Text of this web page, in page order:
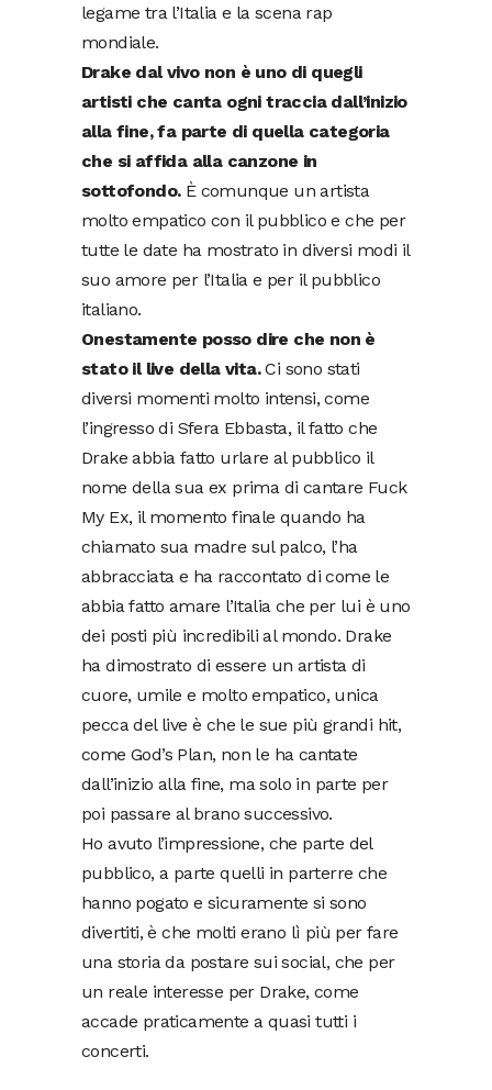
legame tra l’Italia e la scena rap
mondiale.
Drake dal vivo non è uno di quegli
artisti che canta ogni traccia dall’inizio
alla fine, fa parte di quella categoria
che si affida alla canzone in
sottofondo.È comunque un artista
molto empatico con il pubblico e che per
tutte le date ha mostrato in diversi modi il
suo amore per l’Italia e per il pubblico
italiano.
Onestamente posso dire che non è
stato il live della vita.Ci sono stati
diversi momenti molto intensi, come
l’ingresso di Sfera Ebbasta, il fatto che
Drake abbia fatto urlare al pubblico il
nome della sua ex prima di cantare Fuck
My Ex, il momento finale quando ha
chiamato sua madre sul palco, l’ha
abbracciata e ha raccontato di come le
abbia fatto amare l’Italia che per lui è uno
dei posti più incredibili al mondo. Drake
ha dimostrato di essere un artista di
cuore, umile e molto empatico, unica
pecca del live è che le sue più grandi hit,
come God’s Plan, non le ha cantate
dall’inizio alla fine, ma solo in parte per
poi passare al brano successivo.
Ho avuto l’impressione, che parte del
pubblico, a parte quelli in parterre che
hanno pogato e sicuramente si sono
divertiti, è che molti erano lì più per fare
una storia da postare sui social, che per
un reale interesse per Drake, come
accade praticamente a quasi tutti i
concerti.